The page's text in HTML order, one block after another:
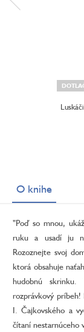
O knihe
"Poď so mnou,
ruku a usadí ju
Rozoznejte svoj
ktorá obsahuje
hudobnú
rozprávkový príbeh!
I. Čajkovského a
čítaní nestarnúceho